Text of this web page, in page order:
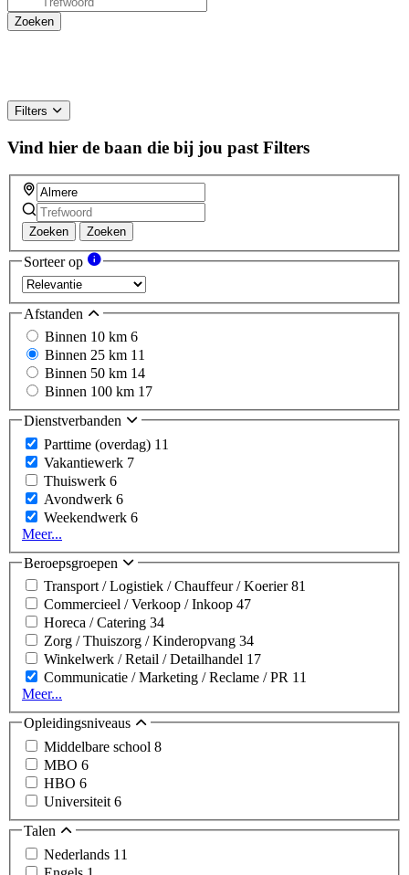
Filters
Vind hier de baan die bij jou past Filters
Zoeken Zoeken
Sorteer op
Afstanden
Binnen 10 km 6
Binnen 25 km 11
Binnen 50 km 14
Binnen 100 km 17
Dienstverbanden
Parttime (overdag) 11
Vakantiewerk 7
Thuiswerk 6
Avondwerk 6
Weekendwerk 6
Meer...
Beroepsgroepen
Transport / Logistiek / Chauffeur / Koerier81
Commercieel / Verkoop / Inkoop 47
Horeca / Catering 34
Zorg / Thuiszorg / Kinderopvang 34
Winkelwerk / Retail / Detailhandel 17
Communicatie / Marketing / Reclame / PR 11
Meer...
Opleidingsniveaus
Middelbare school 8
MBO 6
HBO 6
Universiteit 6
Talen
Nederlands 11